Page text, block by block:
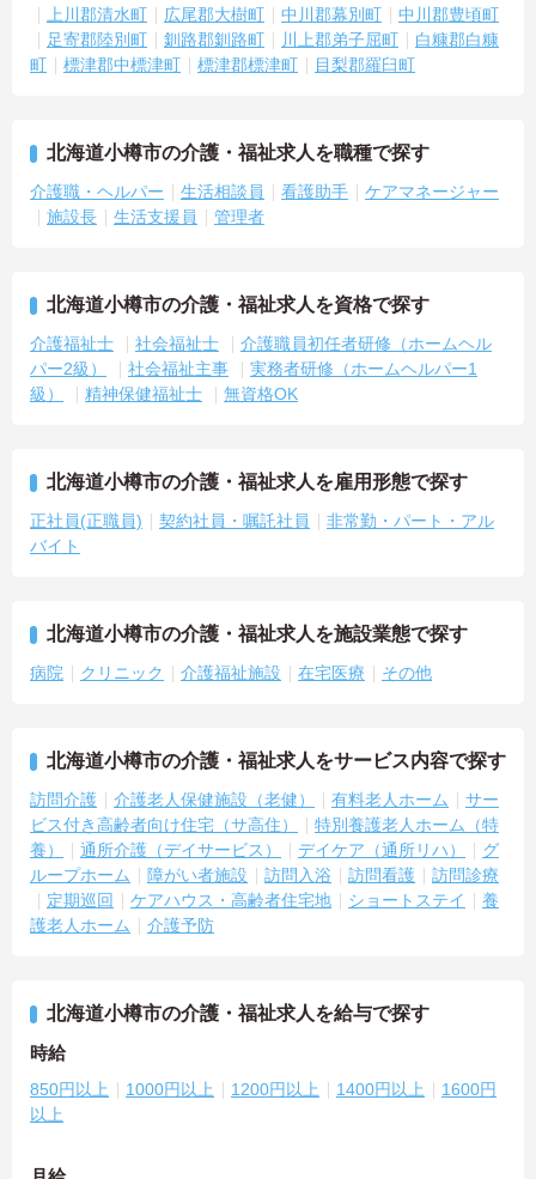
上川郡清水町
広尾郡大樹町 中川郡幕別町
中川郡豊頃町
足寄郡陸別町
釧路郡釧路町 川上郡弟子屈町
白糠郡白糠
町
標津郡中標津町 標津郡標津町 目梨郡羅臼町
北海道小樽市の介護・福祉求人を職種で探す
介護職・ヘルパー 生活相談員 看護助手
ケアマネージャー
施設長
生活支援員 管理者
北海道小樽市の介護・福祉求人を資格で探す
介護福祉士 社会福祉士
介護職員初任者研修（ホームヘル
パー2級）
社会福祉主事
実務者研修（ホームヘルパー1
級）
精神保健福祉士 無資格OK
北海道小樽市の介護・福祉求人を雇用形態で探す
正社員(正職員) 契約社員・嘱託社員
非常勤・パート・アル
バイト
北海道小樽市の介護・福祉求人を施設業態で探す
病院 クリニック 介護福祉施設 在宅医療 その他
北海道小樽市の介護・福祉求人をサービス内容で探す
訪問介護 介護老人保健施設（老健） 有料老人ホーム
サー
ビス付き高齢者向け住宅（サ高住）
特別養護老人ホーム（特
養）
通所介護（デイサービス） デイケア（通所リハ）
グ
ループホーム
障がい者施設 訪問入浴 訪問看護
訪問診療
定期巡回
ケアハウス・高齢者住宅地 ショートステイ
養
護老人ホーム
介護予防
北海道小樽市の介護・福祉求人を給与で探す
時給
850円以上 1000円以上 1200円以上 1400円以上
1600円
以上